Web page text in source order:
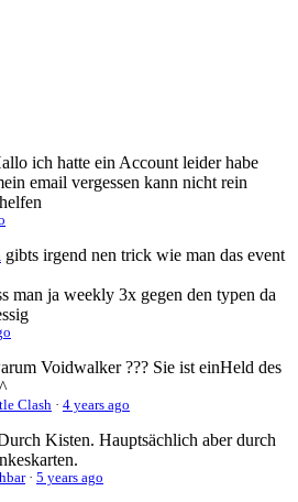
ich hatte ein Account leider habe
email vergessen kann nicht rein
gibts irgend nen trick wie man das event
man ja weekly 3x gegen den typen da
Voidwalker ??? Sie ist einHeld des
Clash · 4 years ago
Kisten. Hauptsächlich aber durch
· 5 years ago